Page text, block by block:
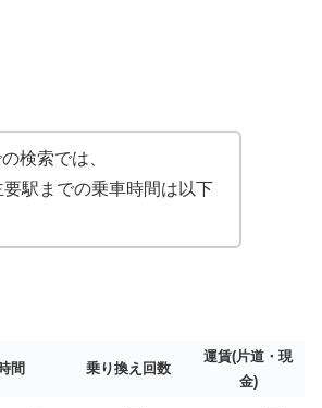
検索では、
駅までの乗車時間は以下
間 乗り換え回数
運賃(片道・現
金)